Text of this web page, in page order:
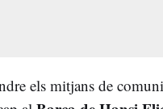
els mitjans de